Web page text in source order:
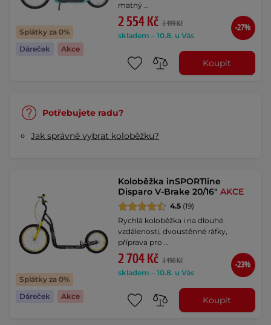
Splátky za 0%
Dáreček
Akce
matný …
2 554 Kč 3 499 Kč
skladem – 10.8. u Vás
-27%
Koupit
Potřebujete radu?
Jak správně vybrat koloběžku?
Splátky za 0%
Dáreček
Akce
Koloběžka inSPORTline
Disparo V-Brake 20/16"AKCE
4.5 (19)
Rychlá koloběžka i na dlouhé
vzdálenosti, dvoustěnné ráfky,
příprava pro …
2 704 Kč 3 490 Kč
skladem – 10.8. u Vás
-23%
Koupit